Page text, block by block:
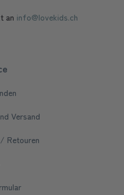
an info@lovekids.ch
Versand
Retouren